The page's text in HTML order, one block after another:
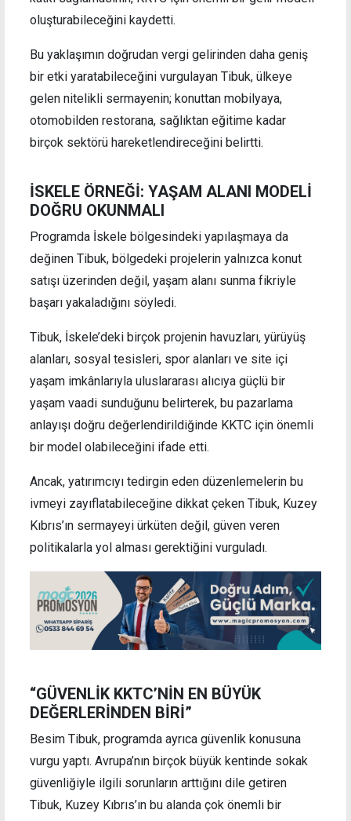
oluşturabileceğini kaydetti.
Bu yaklaşımın doğrudan vergi gelirinden daha geniş
bir etki yaratabileceğini vurgulayan Tibuk, ülkeye
gelen nitelikli sermayenin; konuttan mobilyaya,
otomobilden restorana, sağlıktan eğitime kadar
birçok sektörü hareketlendireceğini belirtti.
İSKELE ÖRNEĞİ: YAŞAM ALANI MODELİ
DOĞRU OKUNMALI
Programda İskele bölgesindeki yapılaşmaya da
değinen Tibuk, bölgedeki projelerin yalnızca konut
satışı üzerinden değil, yaşam alanı sunma fikriyle
başarı yakaladığını söyledi.
Tibuk, İskele’deki birçok projenin havuzları, yürüyüş
alanları, sosyal tesisleri, spor alanları ve site içi
yaşam imkânlarıyla uluslararası alıcıya güçlü bir
yaşam vaadi sunduğunu belirterek, bu pazarlama
anlayışı doğru değerlendirildiğinde KKTC için önemli
bir model olabileceğini ifade etti.
Ancak, yatırımcıyı tedirgin eden düzenlemelerin bu
ivmeyi zayıflatabileceğine dikkat çeken Tibuk, Kuzey
Kıbrıs’ın sermayeyi ürküten değil, güven veren
politikalarla yol alması gerektiğini vurguladı.
“GÜVENLİK KKTC’NİN EN BÜYÜK
DEĞERLERİNDEN BİRİ”
Besim Tibuk, programda ayrıca güvenlik konusuna
vurgu yaptı. Avrupa’nın birçok büyük kentinde sokak
güvenliğiyle ilgili sorunların arttığını dile getiren
Tibuk, Kuzey Kıbrıs’ın bu alanda çok önemli bir